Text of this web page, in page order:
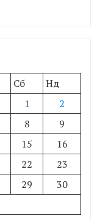
Сб
Нд
1
2
8
9
15
16
22
23
29
30